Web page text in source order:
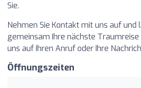
Sie.
Nehmen Sie Kontakt mit uns auf und
gemeinsam Ihre nächste
uns auf Ihren Anruf oder Ihre
Öffnungszeiten